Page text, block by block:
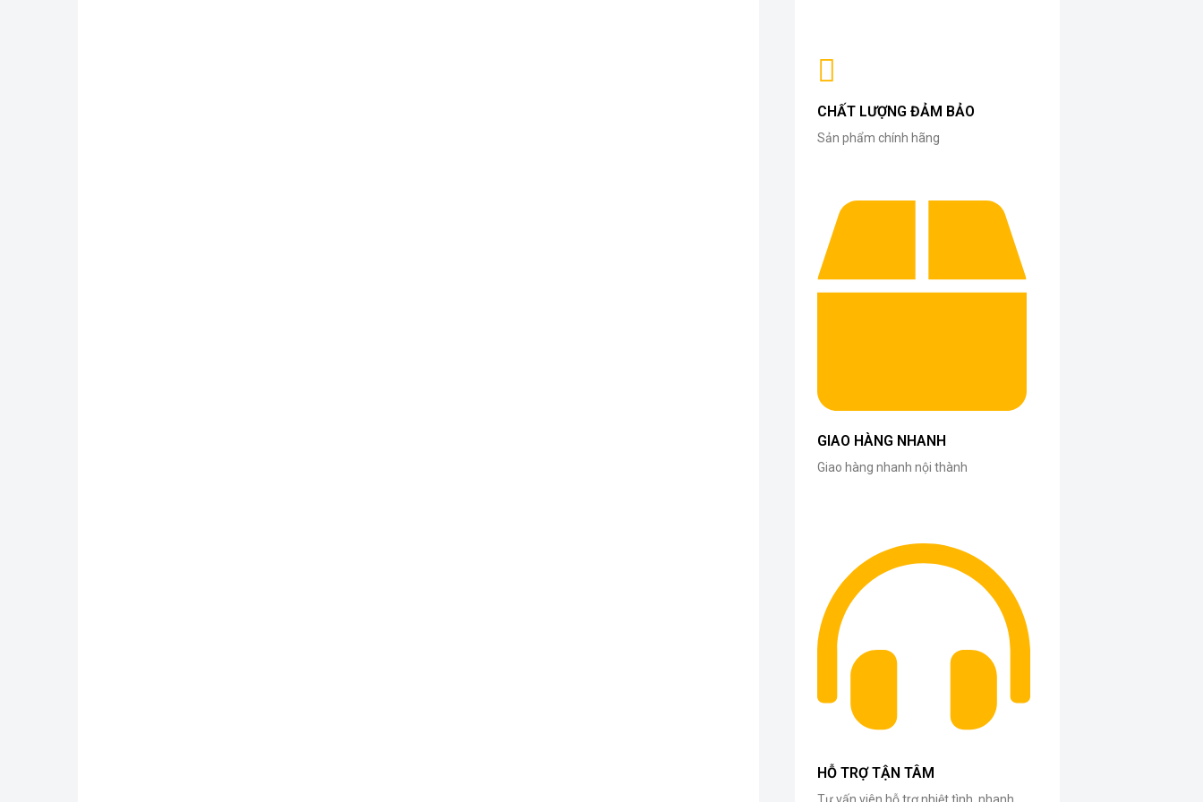
CHẤT LƯỢNG ĐẢM BẢO
Sản phẩm chính hãng
GIAO HÀNG NHANH
Giao hàng nhanh nội thành
HỖ TRỢ TẬN TÂM